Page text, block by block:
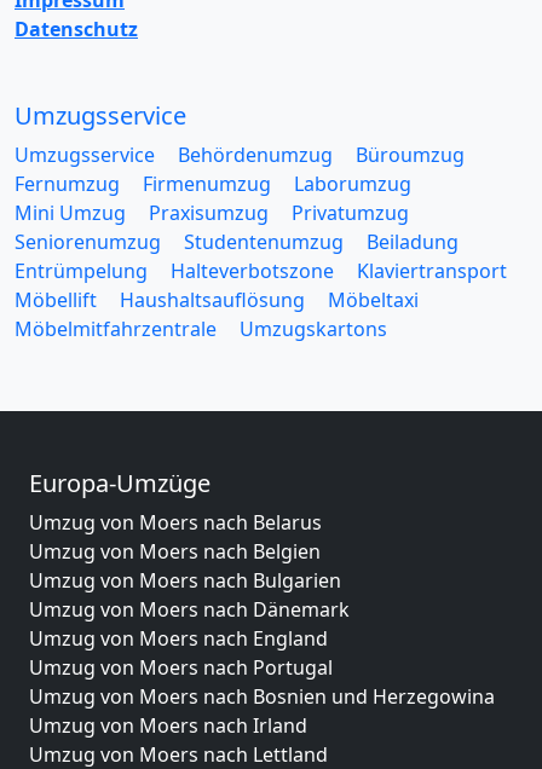
Datenschutz
Umzugsservice
Umzugsservice Behördenumzug
Büroumzug
Fernumzug
Firmenumzug
Laborumzug
Mini Umzug
Praxisumzug
Privatumzug
Seniorenumzug
Studentenumzug
Beiladung
Entrümpelung
Halteverbotszone
Klaviertransport
Möbellift
Haushaltsauflösung
Möbeltaxi
Möbelmitfahrzentrale
Umzugskartons
Europa-Umzüge
Umzug von Moers nach Belarus
Umzug von Moers nach Belgien
Umzug von Moers nach Bulgarien
Umzug von Moers nach Dänemark
Umzug von Moers nach England
Umzug von Moers nach Portugal
Umzug von Moers nach Bosnien und Herzegowina
Umzug von Moers nach Irland
Umzug von Moers nach Lettland